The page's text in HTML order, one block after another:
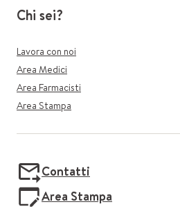
Chi sei?
Lavora con noi
Area Medici
Area Farmacisti
Area Stampa
Contatti
Area Stampa